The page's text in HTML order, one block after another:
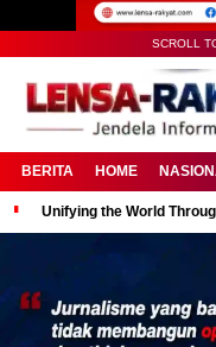
SCROLL
BERITA HOME
Unifying the World